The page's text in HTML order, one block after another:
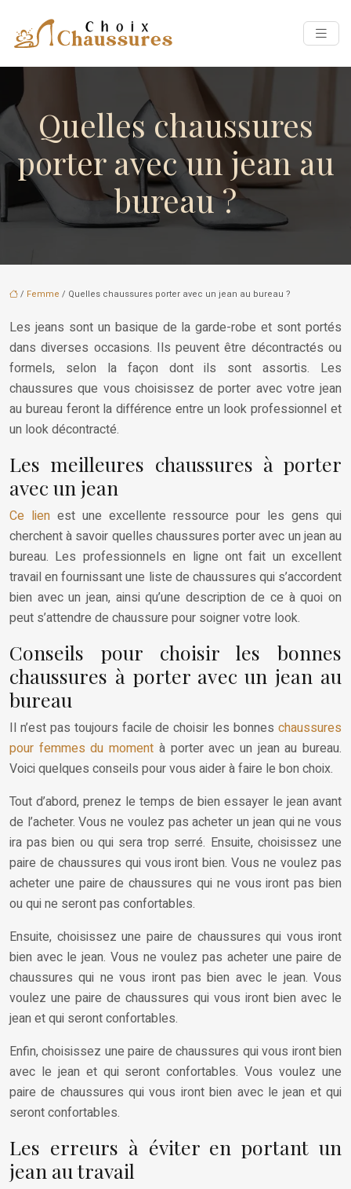
Quelles chaussures
porter avec un jean au
bureau ?
/ Femme / Quelles chaussures porter avec un jean au bureau ?
Les jeans sont un basique de la garde-robe et sont portés
dans diverses occasions. Ils peuvent être décontractés ou
formels, selon la façon dont ils sont assortis. Les
chaussures que vous choisissez de porter avec votre jean
au bureau feront la différence entre un look professionnel et
un look décontracté.
Les meilleures chaussures à porter
avec un jean
Ce lien est une excellente ressource pour les gens qui
cherchent à savoir quelles chaussures porter avec un jean au
bureau. Les professionnels en ligne ont fait un excellent
travail en fournissant une liste de chaussures qui s’accordent
bien avec un jean, ainsi qu’une description de ce à quoi on
peut s’attendre de chaussure pour soigner votre look.
Conseils pour choisir les bonnes
chaussures à porter avec un jean au
bureau
Il n’est pas toujours facile de choisir les bonnes chaussures
pour femmes du moment à porter avec un jean au bureau.
Voici quelques conseils pour vous aider à faire le bon choix.
Tout d’abord, prenez le temps de bien essayer le jean avant
de l’acheter. Vous ne voulez pas acheter un jean qui ne vous
ira pas bien ou qui sera trop serré. Ensuite, choisissez une
paire de chaussures qui vous iront bien. Vous ne voulez pas
acheter une paire de chaussures qui ne vous iront pas bien
ou qui ne seront pas confortables.
Ensuite, choisissez une paire de chaussures qui vous iront
bien avec le jean. Vous ne voulez pas acheter une paire de
chaussures qui ne vous iront pas bien avec le jean. Vous
voulez une paire de chaussures qui vous iront bien avec le
jean et qui seront confortables.
Enfin, choisissez une paire de chaussures qui vous iront bien
avec le jean et qui seront confortables. Vous voulez une
paire de chaussures qui vous iront bien avec le jean et qui
seront confortables.
Les erreurs à éviter en portant un
jean au travail